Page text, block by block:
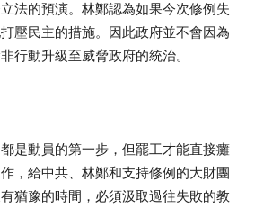
法的預演。林鄭認為如果今次修例失
壓民主的措施。因此政府並不會因為
行動升級至威脅政府的統治。
是動員的第一步，但罷工才能直接癱
，給中共、林鄭和支持修例的大財團
猶豫的時間，必須汲取過往失敗的教